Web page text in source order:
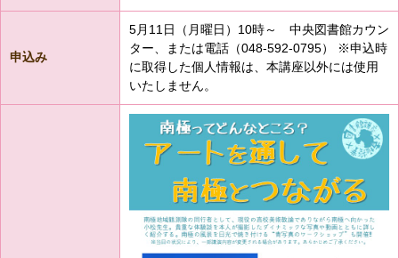
申込み
5月11日（月曜日）10時～ 中央図書館カウン
ター、または電話（048-592-0795） ※申込時
に取得した個人情報は、本講座以外には使用
いたしません。